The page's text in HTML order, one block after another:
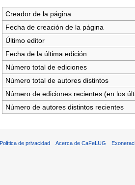
Creador de la página
Fecha de creación de la página
Último editor
Fecha de la última edición
Número total de ediciones
Número total de autores distintos
Número de ediciones recientes (en los
Número de autores distintos recientes
Política de privacidad Acerca de CaFeLUG